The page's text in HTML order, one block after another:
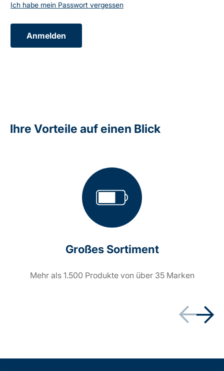
Ich habe mein Passwort vergessen
Anmelden
Ihre Vorteile auf einen Blick
Großes Sortiment
Mehr als 1.500 Produkte von über 35 Marken